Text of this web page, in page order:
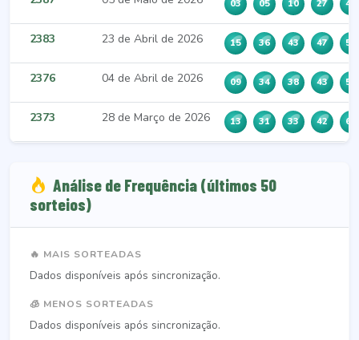
03 05 10 27 42
2383 23 de Abril de 2026 15 36 43 47 54
2376 04 de Abril de 2026 09 34 38 43 51
2373 28 de Março de 2026 13 31 33 42 62
Análise de Frequência (últimos 50
sorteios)
🔥 MAIS SORTEADAS
Dados disponíveis após sincronização.
🧊 MENOS SORTEADAS
Dados disponíveis após sincronização.